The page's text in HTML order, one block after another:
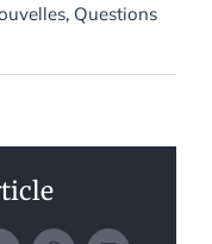
, Questions